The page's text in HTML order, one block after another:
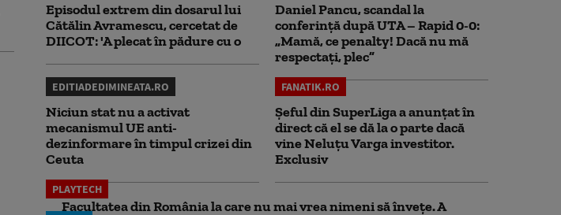
Episodul extrem din dosarul lui
Cătălin Avramescu, cercetat de
DIICOT: 'A plecat în pădure cu o
Daniel Pancu, scandal la
conferință după UTA – Rapid 0-0:
„Mamă, ce penalty! Dacă nu mă
respectați, plec”
EDITIADEDIMINEATA.RO
Niciun stat nu a activat
mecanismul UE anti-
dezinformare în timpul crizei din
Ceuta
FANATIK.RO
Șeful din SuperLiga a anunțat în
direct că el se dă la o parte dacă
vine Neluțu Varga investitor.
Exclusiv
PLAYTECH
Facultatea din România la care nu mai vrea nimeni să înveţe. A